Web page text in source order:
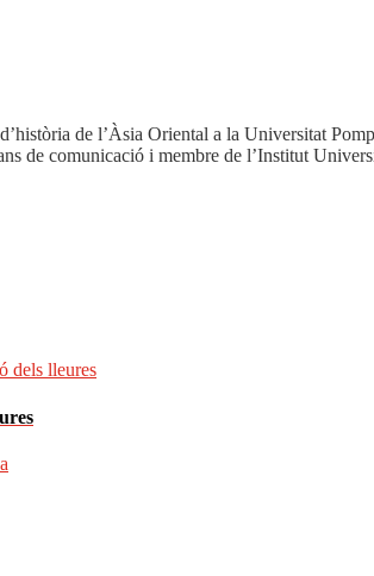
de l’Àsia Oriental a la Universitat
de comunicació i membre de l’Institut